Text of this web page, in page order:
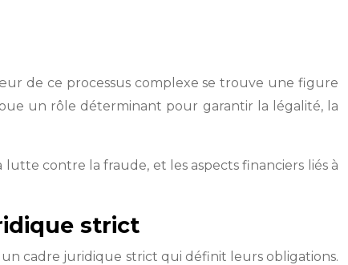
de ce processus complexe se trouve une figure
un rôle déterminant pour garantir la légalité, la
contre la fraude, et les aspects financiers liés à
strict
un cadre juridique strict qui définit leurs obligations.